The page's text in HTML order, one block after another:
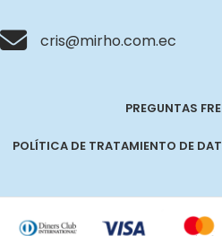
cris@mirho.com.ec
PREGUNTAS
POLÍTICA DE TRATAMIENTO DE